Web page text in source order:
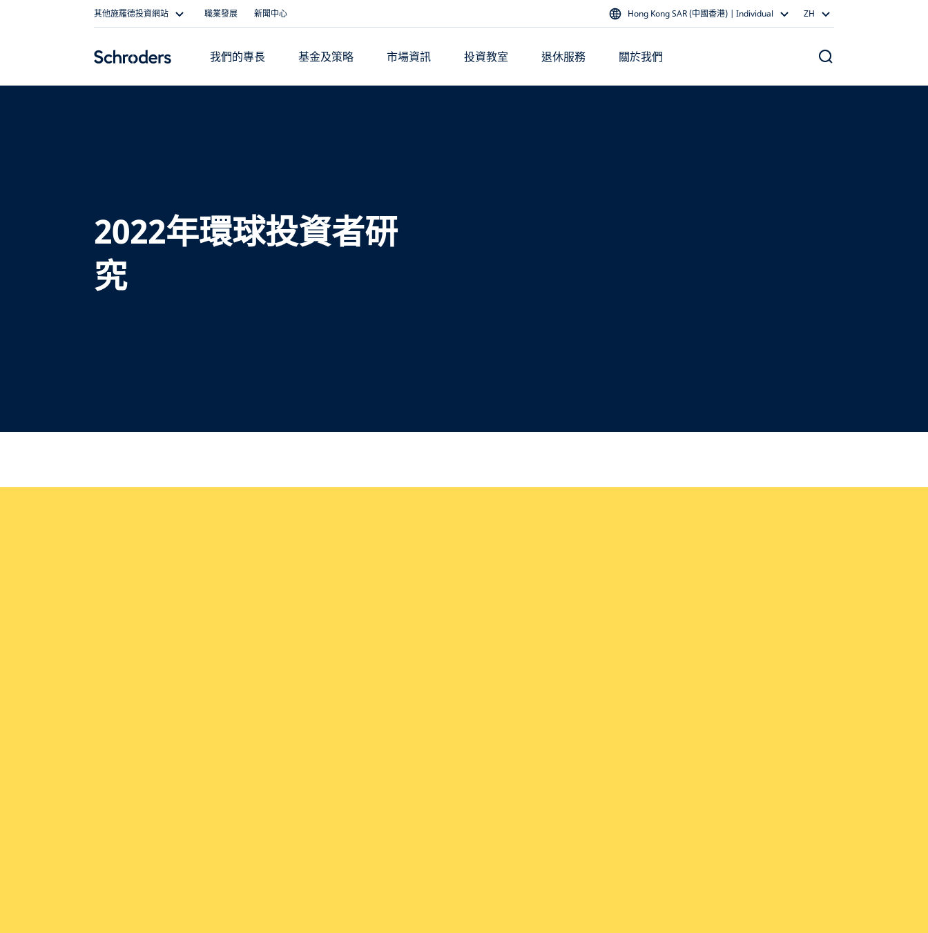
其他施羅德投資網站 職業發展 新聞中心 Hong Kong SAR (中國香港) | Individual ZH
我們的專長 基金及策略 市場資訊 投資教室 退休服務 關於我們
2022年環球投資者研
究